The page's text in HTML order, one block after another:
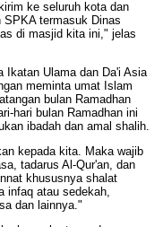
ke seluruh kota dan
SPKA termasuk Dinas
di masjid kita ini," jelas
Ikatan Ulama dan Da'i Asia
meminta umat Islam
bulan Ramadhan
hari bulan Ramadhan ini
ibadah dan amal shalih.
kepada kita. Maka wajib
tadarus Al-Qur'an, dan
khususnya shalat
infaq atau sedekah,
dan lainnya."